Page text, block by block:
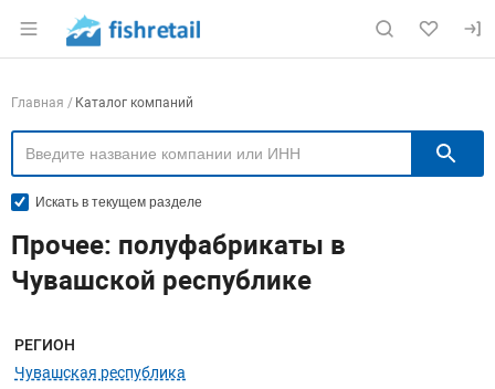
Раздел навигации по сайту fishretail.ru
Навигация по компаниям
Главная Каталог компаний
Искать в текущем разделе
Прочее: полуфабрикаты в
Чувашской республике
Меню навигации
РЕГИОН
Чувашская республика